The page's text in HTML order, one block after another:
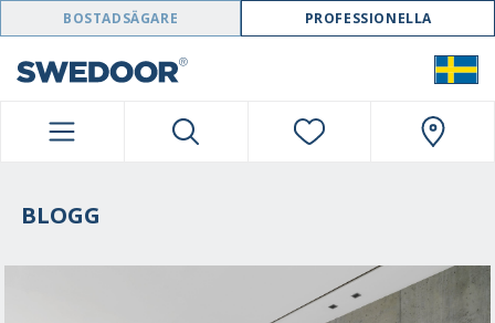
SWEDOOR NAVIGATION
BOSTADSÄGARE PROFESSIONELLA
BLOGG